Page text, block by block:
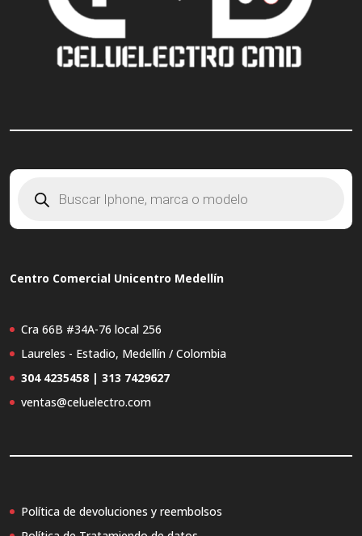
Centro Comercial Unicentro Medellín
Cra 66B #34A-76 local 256
Laureles - Estadio, Medellín / Colombia
304 4235458 | 313 7429627
ventas@celuelectro.com
Política de devoluciones y reembolsos